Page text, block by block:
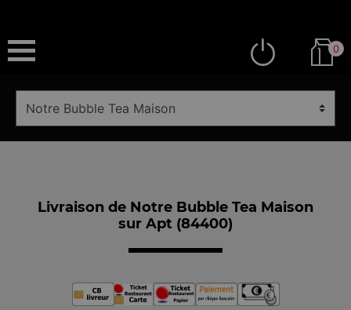
0
Livraison de Notre Bubble Tea Maison
sur Apt (84400)